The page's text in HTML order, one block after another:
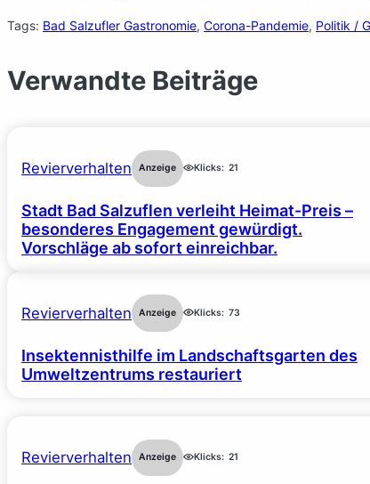
Tags: Bad Salzufler Gastronomie, Corona-Pandemie, Politik /
Verwandte Beiträge
Revierverhalten Anzeige Klicks: 21
Stadt Bad Salzuflen verleiht Heimat-Preis –
besonderes Engagement gewürdigt.
Vorschläge ab sofort einreichbar.
Revierverhalten Anzeige Klicks: 73
Insektennisthilfe im Landschaftsgarten des
Umweltzentrums restauriert
Revierverhalten Anzeige Klicks: 21